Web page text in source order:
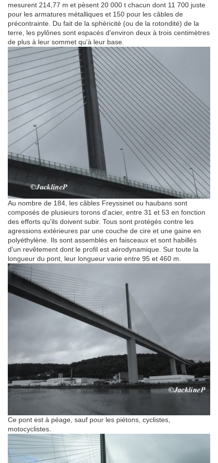
mesurent 214,77 m et pèsent 20 000 t chacun dont 11 700 juste
pour les armatures métalliques et 150 pour les câbles de
précontrainte. Du fait de la sphéricité (ou de la rotondité) de la
terre, les pylônes sont espacés d'environ deux à trois centimètres
de plus à leur sommet qu'à leur base.
Au nombre de 184, les câbles Freyssinet ou haubans sont
composés de plusieurs torons d'acier, entre 31 et 53 en fonction
des efforts qu'ils doivent subir. Tous sont protégés contre les
agressions extérieures par une couche de cire et une gaine en
polyéthylène. Ils sont assemblés en faisceaux et sont habillés
d'un revêtement dont le profil est aérodynamique. Sur toute la
longueur du pont, leur longueur varie entre 95 et 460 m
Ce pont est à péage, sauf pour les piétons, cyclistes,
motocyclistes.